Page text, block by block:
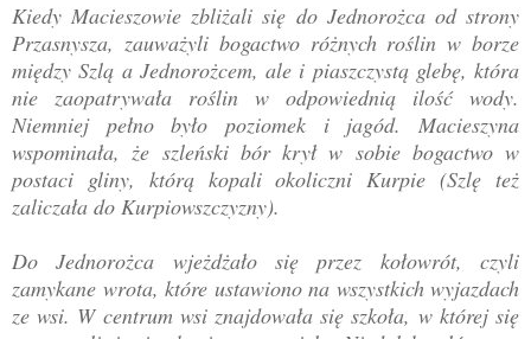
Kiedy Macieszowie zbliżali się do Jednorożca od strony
Przasnysza, zauważyli bogactwo różnych roślin w borze
między Szlą a Jednorożcem, ale i piaszczystą glebę, która
nie zaopatrywała roślin w odpowiednią ilość wody.
Niemniej pełno było poziomek i jagód. Macieszyna
wspominała, że szleński bór krył w sobie bogactwo w
postaci gliny, którą kopali okoliczni Kurpie (Szlę też
zaliczała do Kurpiowszczyzny).
Do Jednorożca wjeżdżało się przez kołowrót, czyli
zamykane wrota, które ustawiono na wszystkich wyjazdach
ze wsi. W centrum wsi znajdowała się szkoła, w której się